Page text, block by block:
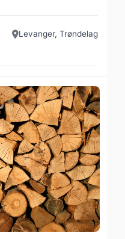
Levanger, Trøndelag